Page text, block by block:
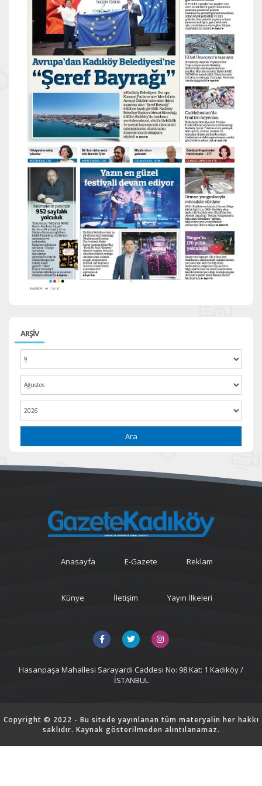
ARŞİV
Ara
Anasayfa E-Gazete Reklam
Künye İletişim Yayın İlkeleri
Hasanpaşa Mahallesi Sarayardi Caddesi No: 98 Kat: 1 Kadıköy /
İSTANBUL
Copyright © 2022 - Bu sitede yayınlanan tüm materyalin her hakkı
saklıdır. Kaynak gösterilmeden alıntılanamaz.